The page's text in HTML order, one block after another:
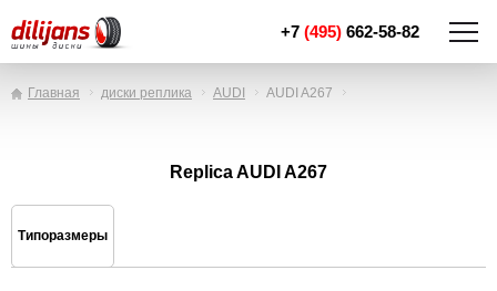
+7 (495) 662-58-82
Главная диски реплика AUDI AUDI A267
Replica AUDI A267
Типоразмеры